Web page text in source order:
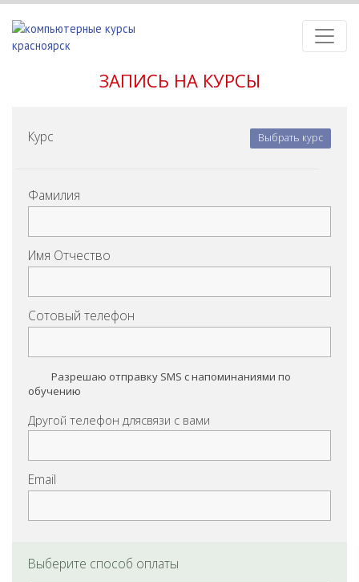
ЗАПИСЬ НА КУРСЫ
Курс Выбрать курс
Фамилия
Имя Отчество
Сотовый телефон
Разрешаю отправку SMS с напоминаниями по
обучению
Другой телефон длясвязи с вами
Email
Выберите способ оплаты